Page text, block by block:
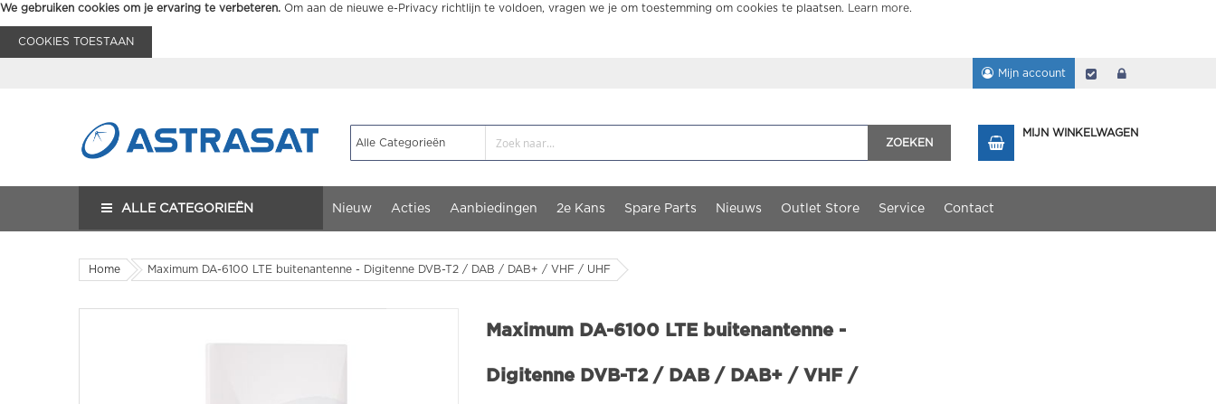
We gebruiken cookies om je ervaring te verbeteren. Om aan de nieuwe e-Privacy richtlijn te voldoen, vragen we je om toestemming om cookies te plaatsen. Learn more.
COOKIES TOESTAAN
Mijn account Afrekenen
ZOEKEN
MIJN WINKELWAGEN
ALLE CATEGORIEËN Nieuw Acties Aanbiedingen 2e Kans Spare Parts Nieuws Outlet Store Service Contact
Home Maximum DA-6100 LTE buitenantenne - Digitenne DVB-T2 / DAB / DAB+ / VHF / UHF
Maximum DA-6100 LTE buitenantenne -
Digitenne DVB-T2 / DAB / DAB+ / VHF /